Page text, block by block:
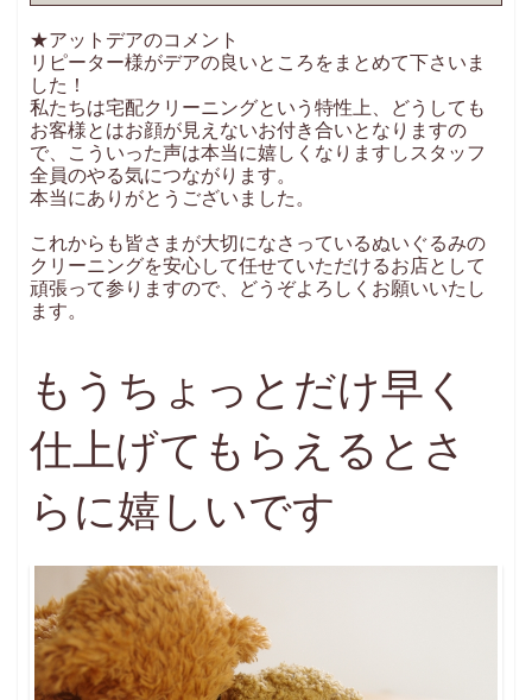
★アットデアのコメント
リピーター様がデアの良いところをまとめて下さいま
した！
私たちは宅配クリーニングという特性上、どうしても
お客様とはお顔が見えないお付き合いとなりますの
で、こういった声は本当に嬉しくなりますしスタッフ
全員のやる気につながります。
本当にありがとうございました。
これからも皆さまが大切になさっているぬいぐるみの
クリーニングを安心して任せていただけるお店として
頑張って参りますので、どうぞよろしくお願いいたし
ます。
もうちょっとだけ早く
仕上げてもらえるとさ
らに嬉しいです